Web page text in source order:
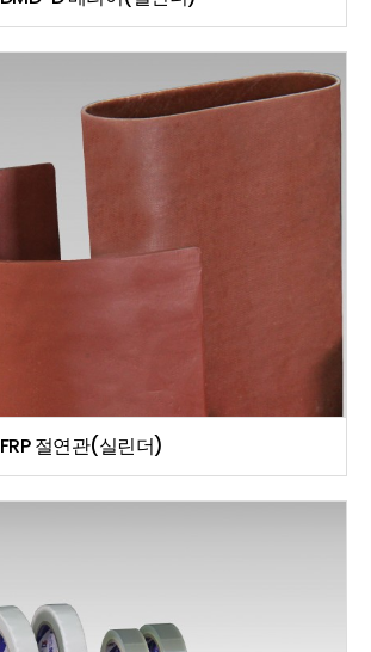
FRP 절연관(실린더)